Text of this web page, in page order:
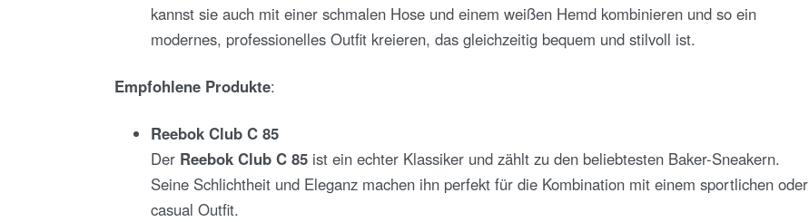
kannst sie auch mit einer schmalen Hose und einem weißen Hemd kombinieren und so ein
modernes, professionelles Outfit kreieren, das gleichzeitig bequem und stilvoll ist.
Empfohlene Produkte:
Reebok Club C 85
Der Reebok Club C 85 ist ein echter Klassiker und zählt zu den beliebtesten Baker-Sneakern.
Seine Schlichtheit und Eleganz machen ihn perfekt für die Kombination mit einem sportlichen oder
casual Outfit.